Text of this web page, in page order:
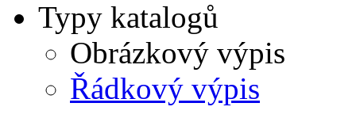
Typy katalogů
Obrázkový výpis
Řádkový výpis